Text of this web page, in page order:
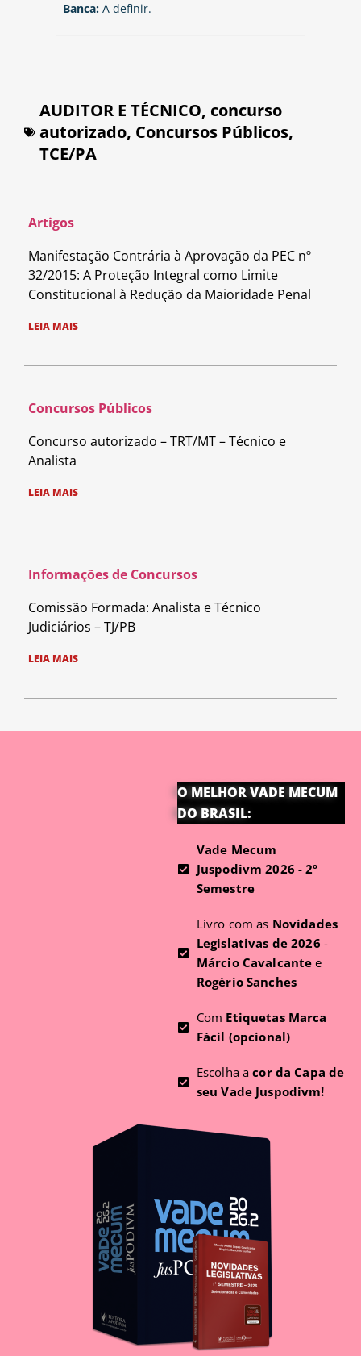
Banca: A definir.
AUDITOR E TÉCNICO, concurso
autorizado, Concursos Públicos,
TCE/PA
Artigos
Manifestação Contrária à Aprovação da PEC nº
32/2015: A Proteção Integral como Limite
Constitucional à Redução da Maioridade Penal
LEIA MAIS
Concursos Públicos
Concurso autorizado – TRT/MT – Técnico e
Analista
LEIA MAIS
Informações de Concursos
Comissão Formada: Analista e Técnico
Judiciários – TJ/PB
LEIA MAIS
O MELHOR VADE MECUM
DO BRASIL:
Vade Mecum
Juspodivm 2026 - 2º
Semestre
Livro com as Novidades
Legislativas de 2026 -
Márcio Cavalcante e
Rogério Sanches
Com Etiquetas Marca
Fácil (opcional)
Escolha acor da Capa de
seu Vade Juspodivm!